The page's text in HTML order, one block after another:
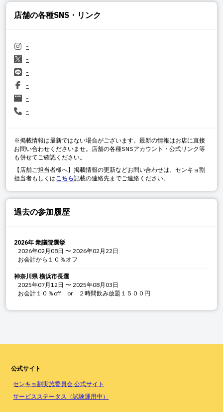
店舗の各種SNS・リンク
-
-
-
-
-
-
※掲載情報は最新ではない場合がございます。最新の情報はお店に直接
お問い合わせくださいませ。店舗の各種SNSアカウント・公式リンク等
も併せてご確認ください。
【店舗ご担当者様へ】掲載情報の更新などお問い合わせは、センキョ割
担当者もしくはこちら記載の連絡先までご連絡ください。
過去の参加履歴
2026年 衆議院選挙
2026年02月08日 〜 2026年02月22日
お会計から１０％オフ
神奈川県 横浜市長選
2025年07月12日 〜 2025年08月03日
お会計１０％off or ２時間飲み放題１５００円
公式サイト
センキョ割実施委員会 公式サイト
サービスステータス（試験運用中）